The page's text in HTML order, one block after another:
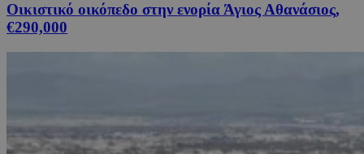
Οικιστικό οικόπεδο στην ενορία Άγιος Αθανάσιος,
€290,000